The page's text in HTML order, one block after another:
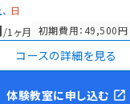
日
/1ヶ月 初期費用：49,500円
コースの詳細を見る
体験教室に申し込む